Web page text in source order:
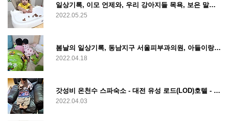
일상기록, 이모 언제와, 우리 강아지들 목욕, 보은 말티재전망대, 리뉴얼라이프 까까
2022.05.25
봄날의 일상기록, 동남지구 서울피부과의원, 아들이랑 드라이브, 몰스킨 벚꽃노트
2022.04.18
갓성비 온천수 스파숙소 - 대전 유성 로드(LOD)호텔 - 로얄 스위트
2022.04.03